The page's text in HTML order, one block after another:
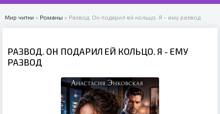
Мир читки » Романы » Развод. Он подарил ей кольцо. Я - ему развод
РАЗВОД. ОН ПОДАРИЛ ЕЙ КОЛЬЦО. Я - ЕМУ
РАЗВОД